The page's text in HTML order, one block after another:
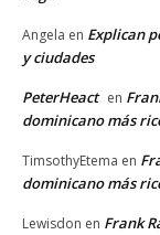
Angela en Explican
y ciudades
PeterHeact en
dominicano más
TimsothyEtema en
dominicano más
Lewisdon en Frank